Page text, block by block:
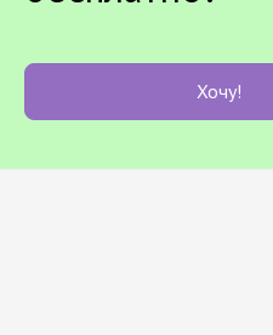
Хочу!